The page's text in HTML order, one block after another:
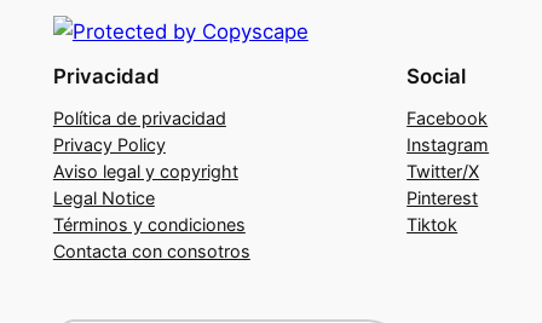
Privacidad
Política de privacidad
Privacy Policy
Aviso legal y copyright
Legal Notice
Términos y condiciones
Contacta con consotros
Social
Facebook
Instagram
Twitter/X
Pinterest
Tiktok